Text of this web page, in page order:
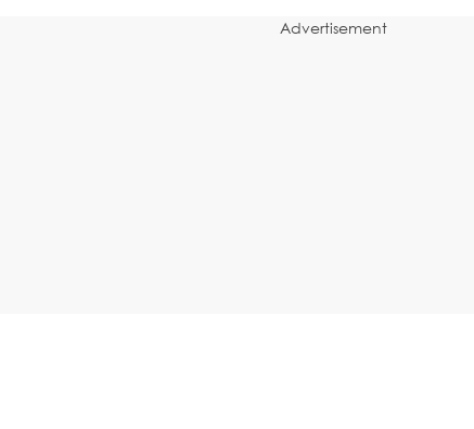
Advertisement